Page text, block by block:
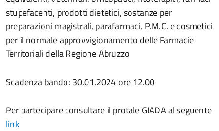
stupefacenti, prodotti dietetici, sostanze per
preparazioni magistrali, parafarmaci, P.M.C. e cosmetici
per il normale approvvigionamento delle Farmacie
Territoriali della Regione Abruzzo
Scadenza bando: 30.01.2024 ore 12.00
Per partecipare consultare il protale GIADA al seguente
link